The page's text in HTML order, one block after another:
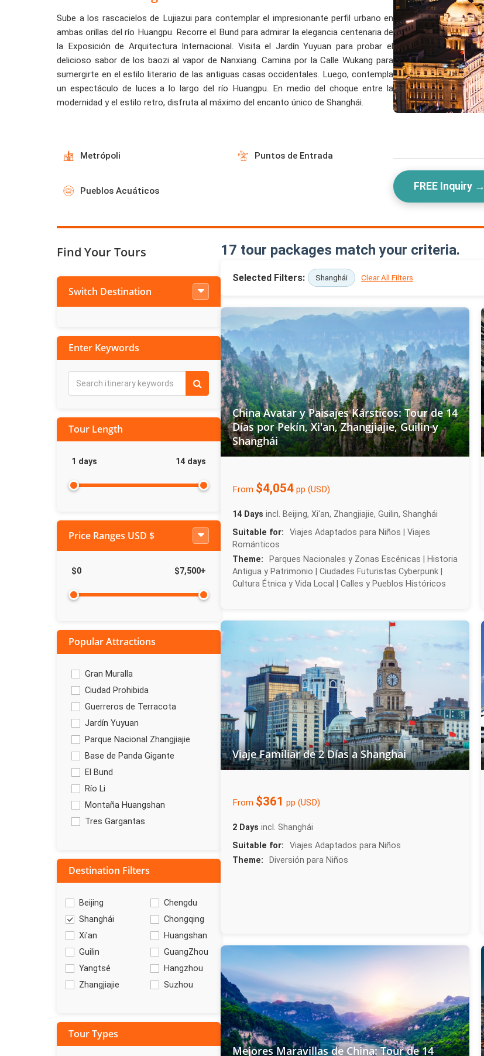
Sube a los rascacielos de Lujiazui para contemplar el impresionante perfil urbano en
ambas orillas del río Huangpu. Recorre el Bund para admirar la elegancia centenaria de
la Exposición de Arquitectura Internacional. Visita el Jardín Yuyuan para probar el
delicioso sabor de los baozi al vapor de Nanxiang. Camina por la Calle Wukang para
sumergirte en el estilo literario de las antiguas casas occidentales. Luego, contempla
un espectáculo de luces a lo largo del río Huangpu. En medio del choque entre la
modernidad y el estilo retro, disfruta al máximo del encanto único de Shanghái.
Metrópoli Puntos de Entrada
Pueblos Acuáticos FREE Inquiry →
Find Your Tours
Switch Destination
Enter Keywords
Tour Length
1 days 14 days
Price Ranges USD $
$0 $7,500+
Popular Attractions
Gran Muralla
Ciudad Prohibida
Guerreros de Terracota
Jardín Yuyuan
Parque Nacional Zhangjiajie
Base de Panda Gigante
El Bund
Río Li
Montaña Huangshan
Tres Gargantas
Destination Filters
Beijing
Shanghái
Xi'an
Guilin
Yangtsé
Zhangjiajie
Chengdu
Chongqing
Huangshan
GuangZhou
Hangzhou
Suzhou
Tour Types
17 tour packages match your criteria.
Selected Filters: Shanghái Clear All Filters
China Avatar y Paisajes Kársticos: Tour de 14
Días por Pekín, Xi'an, Zhangjiajie, Guilin y
Shanghái
From $4,054 pp (USD)
14 Days incl. Beijing, Xi'an, Zhangjiajie, Guilin, Shanghái
Suitable for:
Viajes Adaptados para Niños | Viajes
Románticos
Theme:
Parques Nacionales y Zonas Escénicas | Historia
Antigua y Patrimonio | Ciudades Futuristas Cyberpunk |
Cultura Étnica y Vida Local | Calles y Pueblos Históricos
Viaje Familiar de 2 Días a Shanghai
From $361 pp (USD)
2 Days incl. Shanghái
Suitable for:
Viajes Adaptados para Niños
Theme:
Diversión para Niños
Mejores Maravillas de China: Tour de 14